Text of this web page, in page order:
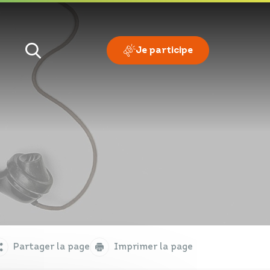
Je participe
Partager la page Imprimer la page